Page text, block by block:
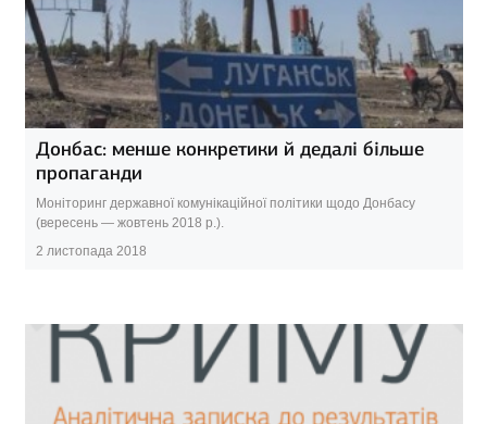
Донбас: менше конкретики й дедалі більше
пропаганди
Моніторинг державної комунікаційної політики щодо Донбасу
(вересень — жовтень 2018 р.).
2 листопада 2018